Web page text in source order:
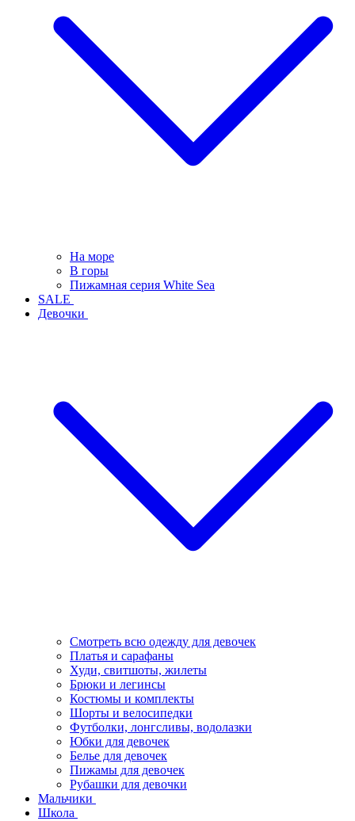
На море
В горы
Пижамная серия White Sea
SALE
Девочки
Смотреть всю одежду для девочек
Платья и сарафаны
Худи, свитшоты, жилеты
Брюки и легинсы
Костюмы и комплекты
Шорты и велосипедки
Футболки, лонгсливы, водолазки
Юбки для девочек
Белье для девочек
Пижамы для девочек
Рубашки для девочки
Мальчики
Школа